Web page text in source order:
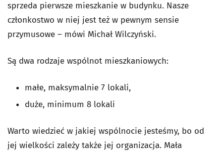
sprzeda pierwsze mieszkanie w budynku. Nasze
członkostwo w niej jest też w pewnym sensie
przymusowe – mówi Michał Wilczyński.
Są dwa rodzaje wspólnot mieszkaniowych:
małe, maksymalnie 7 lokali,
duże, minimum 8 lokali
Warto wiedzieć w jakiej wspólnocie jesteśmy, bo od
jej wielkości zależy także jej organizacja. Mała